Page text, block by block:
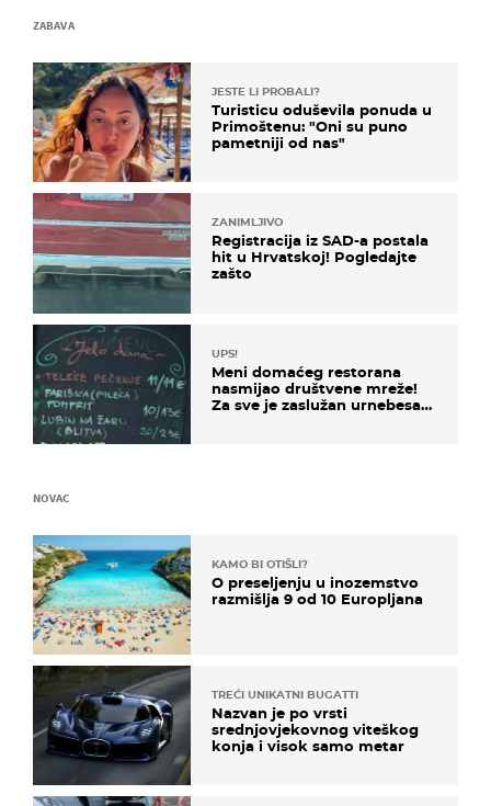
ZABAVA
JESTE LI PROBALI?
Turisticu oduševila ponuda u
Primoštenu: "Oni su puno
pametniji od nas"
ZANIMLJIVO
Registracija iz SAD-a postala
hit u Hrvatskoj! Pogledajte
zašto
UPS!
Meni domaćeg restorana
nasmijao društvene mreže!
Za sve je zaslužan urnebesan
NOVAC
KAMO BI OTIŠLI?
O preseljenju u inozemstvo
razmišlja 9 od 10 Europljana
TREĆI UNIKATNI BUGATTI
Nazvan je po vrsti
srednjovjekovnog viteškog
konja i visok samo metar